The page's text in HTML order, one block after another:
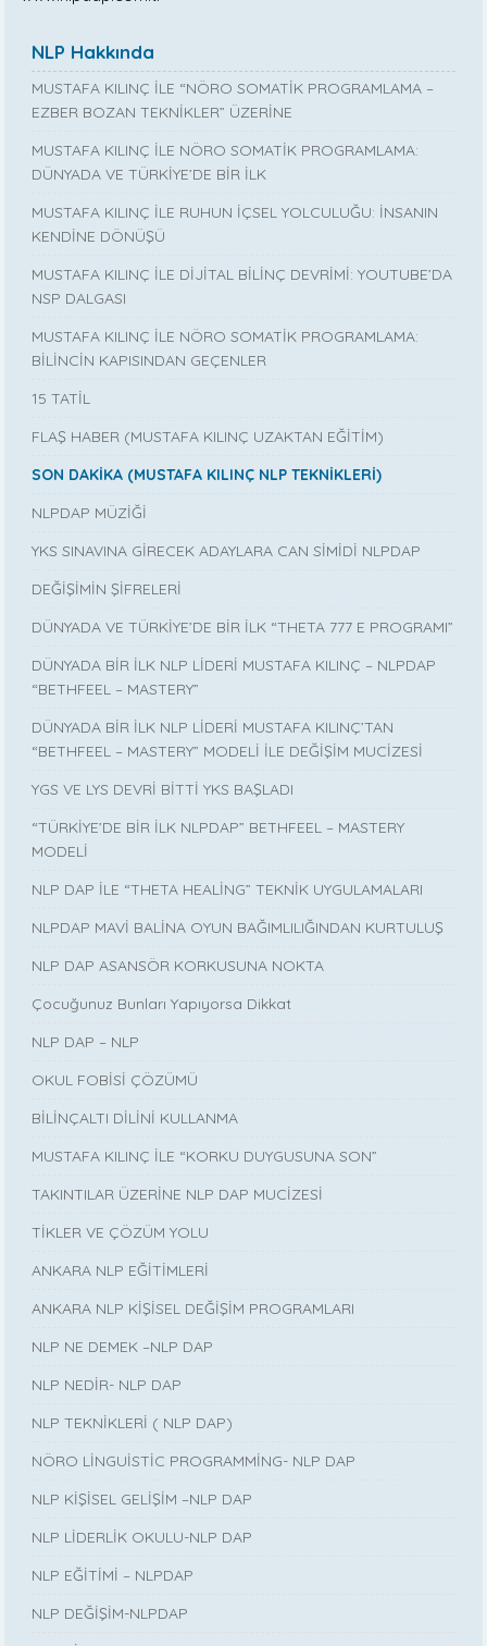
NLP Hakkında
MUSTAFA KILINÇ İLE “NÖRO SOMATİK PROGRAMLAMA –
EZBER BOZAN TEKNİKLER” ÜZERİNE
MUSTAFA KILINÇ İLE NÖRO SOMATİK PROGRAMLAMA:
DÜNYADA VE TÜRKİYE’DE BİR İLK
MUSTAFA KILINÇ İLE RUHUN İÇSEL YOLCULUĞU: İNSANIN
KENDİNE DÖNÜŞÜ
MUSTAFA KILINÇ İLE DİJİTAL BİLİNÇ DEVRİMİ: YOUTUBE’DA
NSP DALGASI
MUSTAFA KILINÇ İLE NÖRO SOMATİK PROGRAMLAMA:
BİLİNCİN KAPISINDAN GEÇENLER
15 TATİL
FLAŞ HABER (MUSTAFA KILINÇ UZAKTAN EĞİTİM)
SON DAKİKA (MUSTAFA KILINÇ NLP TEKNİKLERİ)
NLPDAP MÜZİĞİ
YKS SINAVINA GİRECEK ADAYLARA CAN SİMİDİ NLPDAP
DEĞİŞİMİN ŞİFRELERİ
DÜNYADA VE TÜRKİYE’DE BİR İLK “THETA 777 E PROGRAMI”
DÜNYADA BİR İLK NLP LİDERİ MUSTAFA KILINÇ – NLPDAP
“BETHFEEL – MASTERY”
DÜNYADA BİR İLK NLP LİDERİ MUSTAFA KILINÇ’TAN
“BETHFEEL – MASTERY” MODELİ İLE DEĞİŞİM MUCİZESİ
YGS VE LYS DEVRİ BİTTİ YKS BAŞLADI
“TÜRKİYE’DE BİR İLK NLPDAP” BETHFEEL – MASTERY
MODELİ
NLP DAP İLE “THETA HEALİNG” TEKNİK UYGULAMALARI
NLPDAP MAVİ BALİNA OYUN BAĞIMLILIĞINDAN KURTULUŞ
NLP DAP ASANSÖR KORKUSUNA NOKTA
Çocuğunuz Bunları Yapıyorsa Dikkat
NLP DAP – NLP
OKUL FOBİSİ ÇÖZÜMÜ
BİLİNÇALTI DİLİNİ KULLANMA
MUSTAFA KILINÇ İLE “KORKU DUYGUSUNA SON”
TAKINTILAR ÜZERİNE NLP DAP MUCİZESİ
TİKLER VE ÇÖZÜM YOLU
ANKARA NLP EĞİTİMLERİ
ANKARA NLP KİŞİSEL DEĞİŞİM PROGRAMLARI
NLP NE DEMEK –NLP DAP
NLP NEDİR- NLP DAP
NLP TEKNİKLERİ ( NLP DAP)
NÖRO LİNGUİSTİC PROGRAMMİNG- NLP DAP
NLP KİŞİSEL GELİŞİM –NLP DAP
NLP LİDERLİK OKULU-NLP DAP
NLP EĞİTİMİ – NLPDAP
NLP DEĞİŞİM-NLPDAP